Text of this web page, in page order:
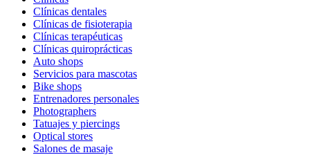
Clínicas dentales
Clínicas de fisioterapia
Clínicas terapéuticas
Clínicas quiroprácticas
Auto shops
Servicios para mascotas
Bike shops
Entrenadores personales
Photographers
Tatuajes y piercings
Optical stores
Salones de masaje